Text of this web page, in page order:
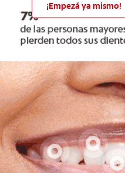
¡Empezá ya mismo!